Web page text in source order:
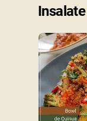
Insalate